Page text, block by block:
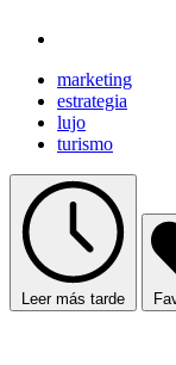
marketing
estrategia
lujo
turismo
Leer más tarde